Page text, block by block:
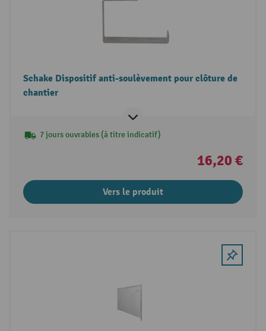
Schake Dispositif anti-soulèvement pour clôture de
chantier
7 jours ouvrables (à titre indicatif)
16,20 €
Vers le produit